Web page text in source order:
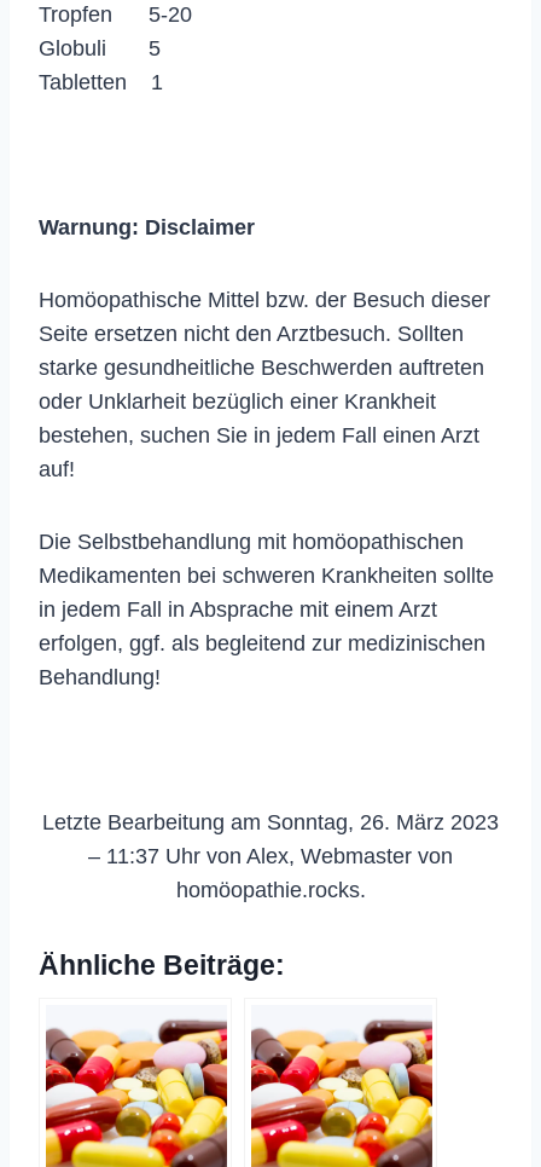
Tropfen 5-20
Globuli 5
Tabletten 1
Warnung: Disclaimer
Homöopathische Mittel bzw. der Besuch dieser
Seite ersetzen nicht den Arztbesuch. Sollten
starke gesundheitliche Beschwerden auftreten
oder Unklarheit bezüglich einer Krankheit
bestehen, suchen Sie in jedem Fall einen Arzt
auf!
Die Selbstbehandlung mit homöopathischen
Medikamenten bei schweren Krankheiten sollte
in jedem Fall in Absprache mit einem Arzt
erfolgen, ggf. als begleitend zur medizinischen
Behandlung!
Letzte Bearbeitung am Sonntag, 26. März 2023
– 11:37 Uhr von Alex, Webmaster von
homöopathie.rocks.
Ähnliche Beiträge: